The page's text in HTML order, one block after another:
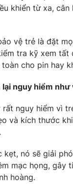
khiển từ xa, cân
vệ trẻ là đặt
tra kỹ xem tất
cho pin hay
nguy hiểm như
rất nguy hiểm vì
và kích thước
kẹt, nó sẽ giải
mạc họng, gây
hoàng.